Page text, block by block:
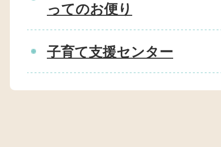
ってのお便り
子育て支援センター